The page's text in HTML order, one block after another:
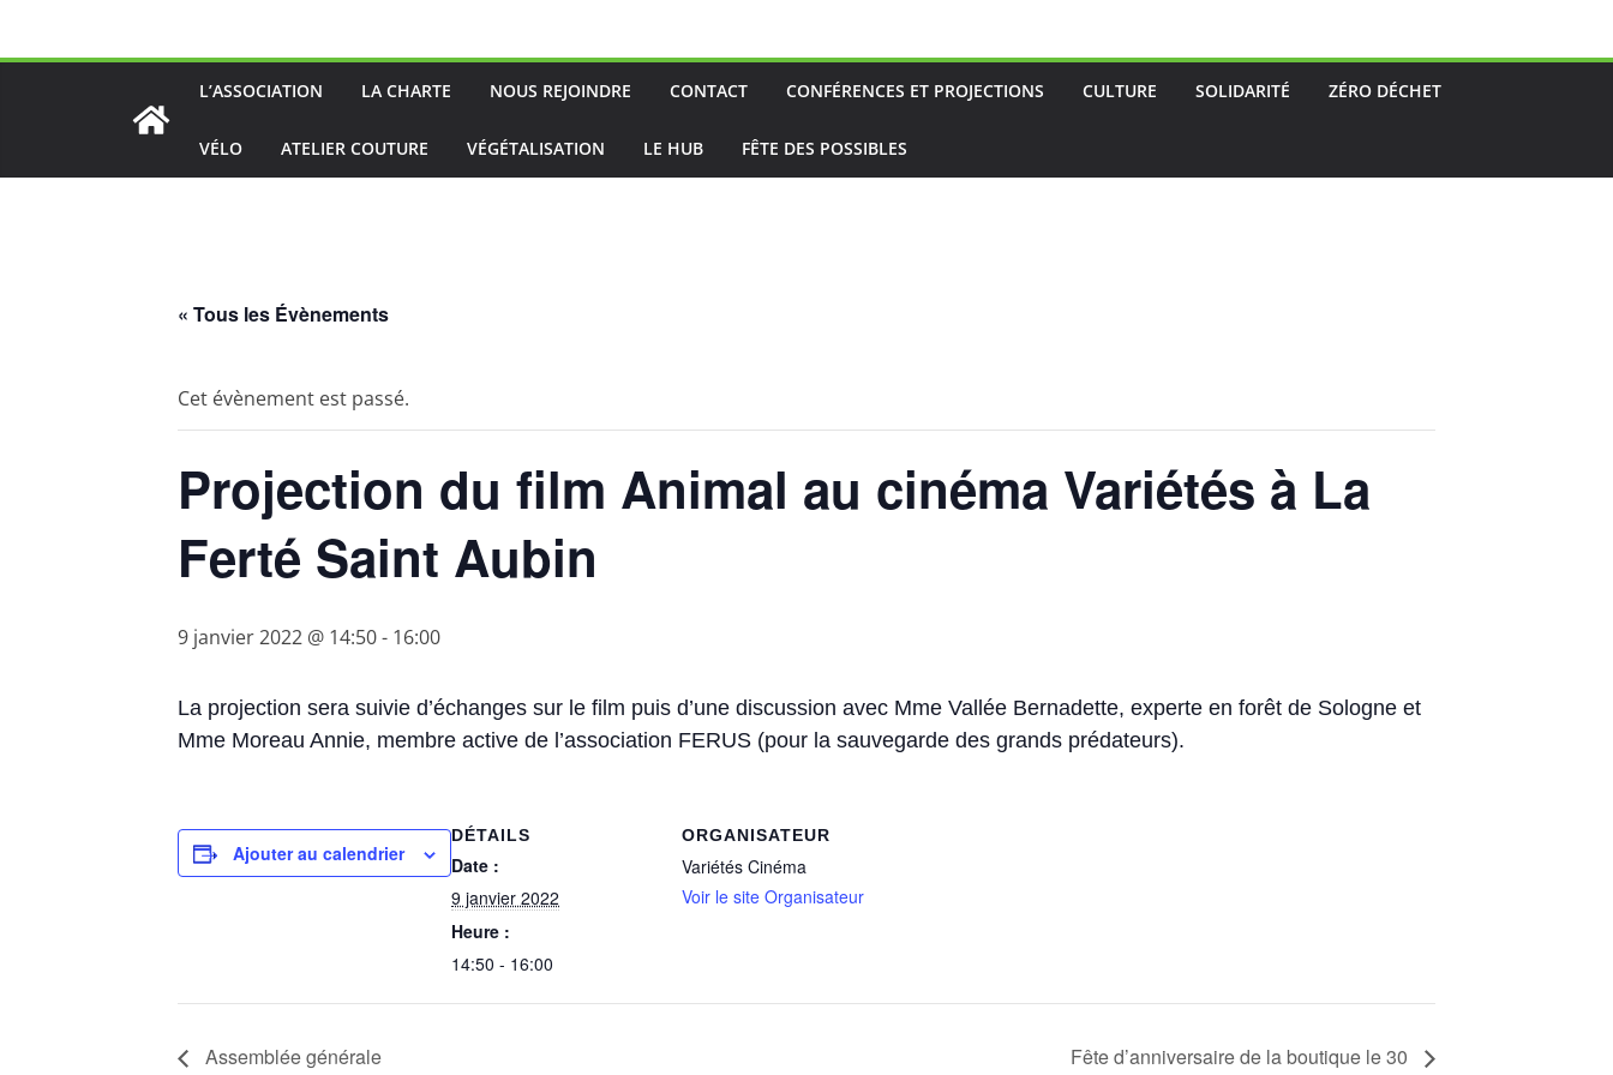
L’ASSOCIATION LA CHARTE NOUS REJOINDRE CONTACT CONFÉRENCES ET PROJECTIONS CULTURE SOLIDARITÉ ZÉRO DÉCHET
VÉLO ATELIER COUTURE VÉGÉTALISATION LE HUB FÊTE DES POSSIBLES
« Tous les Évènements
Cet évènement est passé.
Projection du film Animal au cinéma Variétés à La
Ferté Saint Aubin
9 janvier 2022 @ 14:50- 16:00
La projection sera suivie d’échanges sur le film puis d’une discussion avec Mme Vallée Bernadette, experte en forêt de Sologne et
Mme Moreau Annie, membre active de l’association FERUS (pour la sauvegarde des grands prédateurs).
Ajouter au calendrier
DÉTAILS
Date :
9 janvier 2022
Heure :
14:50 - 16:00
ORGANISATEUR
Variétés Cinéma
Voir le site Organisateur
Assemblée générale Fête d’anniversaire de la boutique le 30